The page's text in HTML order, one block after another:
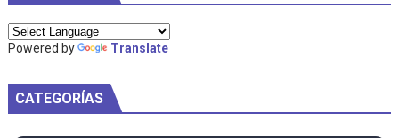
Powered by Translate
CATEGORÍAS